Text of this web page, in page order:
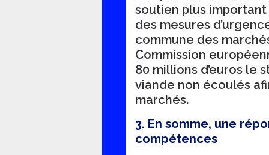
soutien plus
des mesures
commune des
Commission
80 millions d’euros le
viande non écoulés
marchés.
3. En somme, une
compétences